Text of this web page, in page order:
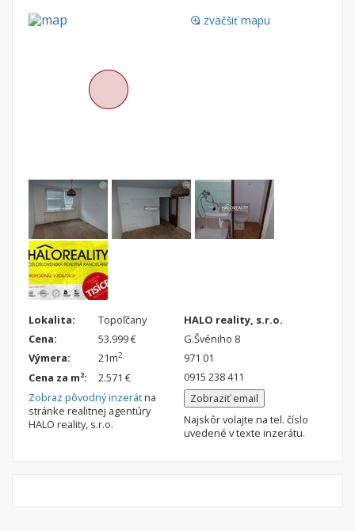
Hľadaj
Zatvoriť vyhľadávanie
loupe zväčšiť mapu
Lokalita:
Topoľčany
Cena:
53.999 €
Výmera:
21m2
Cena za m2:
2.571 €
Zobraz pôvodný inzerátna
stránke realitnej agentúry
HALO reality, s.r.o.
HALO reality, s.r.o.
G.Švéniho 8
971 01
0915 238 411
Zobraziť email
Najskôr volajte na tel. číslo
uvedené v texte inzerátu.